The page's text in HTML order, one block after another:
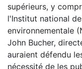
supérieurs, y
l'Institut national
environnementale
John Bucher,
auraient défendu
nécessité de les